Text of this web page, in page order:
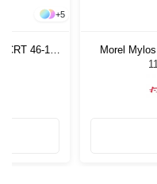
+5
46-17
Morel